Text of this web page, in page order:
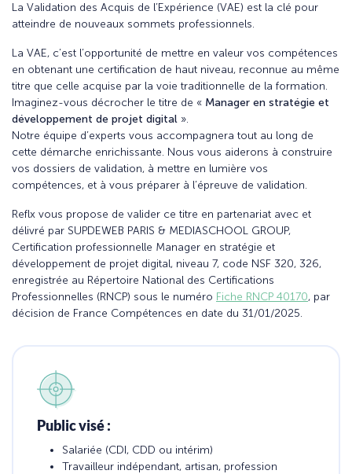
La Validation des Acquis de l’Expérience (VAE) est la clé pour
atteindre de nouveaux sommets professionnels.
La VAE, c’est l’opportunité de mettre en valeur vos compétences
en obtenant une certification de haut niveau, reconnue au même
titre que celle acquise par la voie traditionnelle de la formation.
Imaginez-vous décrocher le titre de « Manager en stratégie et
développement de projet digital ».
Notre équipe d’experts vous accompagnera tout au long de
cette démarche enrichissante. Nous vous aiderons à construire
vos dossiers de validation, à mettre en lumière vos
compétences, et à vous préparer à l’épreuve de validation.
Reflx vous propose de valider ce titre en partenariat avec et
délivré par SUPDEWEB PARIS & MEDIASCHOOL GROUP,
Certification professionnelle Manager en stratégie et
développement de projet digital, niveau 7, code NSF 320, 326,
enregistrée au Répertoire National des Certifications
Professionnelles (RNCP) sous le numéro Fiche RNCP 40170, par
décision de France Compétences en date du 31/01/2025.
Public visé :
Salariée (CDI, CDD ou intérim)
Travailleur indépendant, artisan, profession